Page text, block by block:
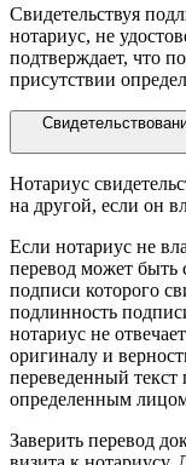
Свидетельствуя
нотариус, не
подтверждает, что
присутствии
Нотариус
на другой, если он
Если нотариус не
перевод может быть
подписи которого
подлинность
нотариус не
оригиналу и
переведенный текст
определенным
Заверить перевод